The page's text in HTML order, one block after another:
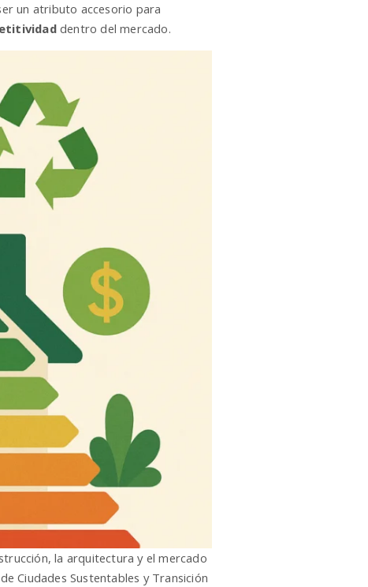
un atributo accesorio para
dentro del mercado.
la arquitectura y el mercado
Ciudades Sustentables y Transición